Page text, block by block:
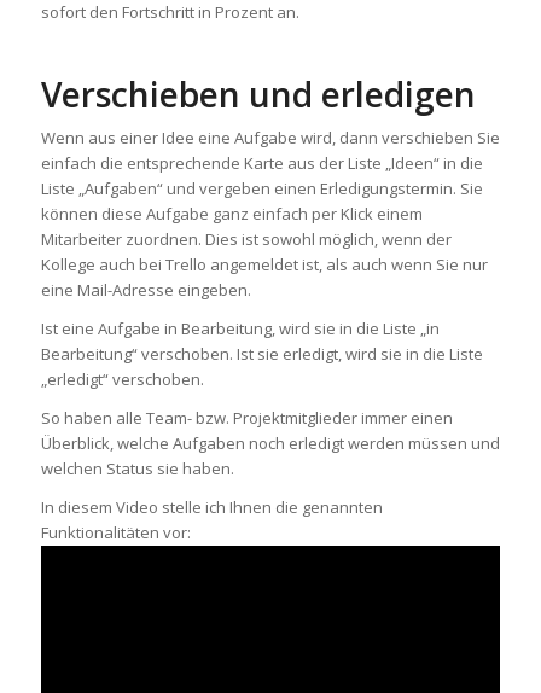
sofort den Fortschritt in Prozent an.
Verschieben und erledigen
Wenn aus einer Idee eine Aufgabe wird, dann verschieben Sie
einfach die entsprechende Karte aus der Liste „Ideen“ in die
Liste „Aufgaben“ und vergeben einen Erledigungstermin. Sie
können diese Aufgabe ganz einfach per Klick einem
Mitarbeiter zuordnen. Dies ist sowohl möglich, wenn der
Kollege auch bei Trello angemeldet ist, als auch wenn Sie nur
eine Mail-Adresse eingeben.
Ist eine Aufgabe in Bearbeitung, wird sie in die Liste „in
Bearbeitung“ verschoben. Ist sie erledigt, wird sie in die Liste
„erledigt“ verschoben.
So haben alle Team- bzw. Projektmitglieder immer einen
Überblick, welche Aufgaben noch erledigt werden müssen und
welchen Status sie haben.
In diesem Video stelle ich Ihnen die genannten
Funktionalitäten vor: